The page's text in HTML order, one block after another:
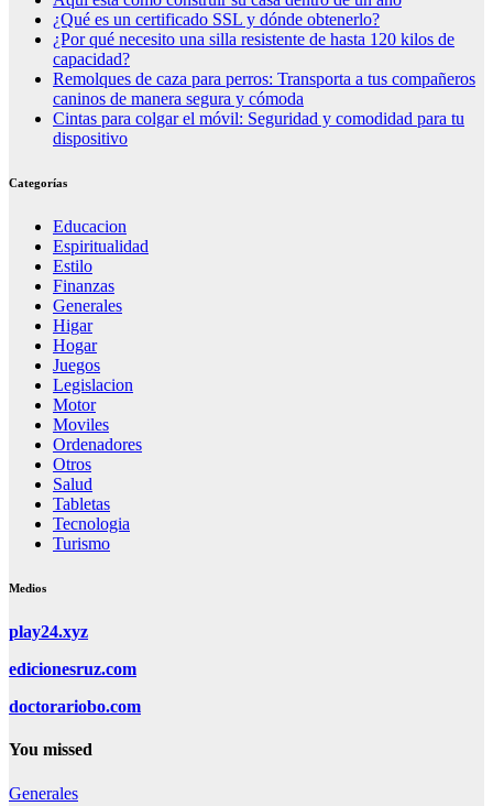
¿Qué es un certificado SSL y dónde obtenerlo?
¿Por qué necesito una silla resistente de hasta 120 kilos de
capacidad?
Remolques de caza para perros: Transporta a tus compañeros
caninos de manera segura y cómoda
Cintas para colgar el móvil: Seguridad y comodidad para tu
dispositivo
Categorías
Educacion
Espiritualidad
Estilo
Finanzas
Generales
Higar
Hogar
Juegos
Legislacion
Motor
Moviles
Ordenadores
Otros
Salud
Tabletas
Tecnologia
Turismo
Medios
play24.xyz
edicionesruz.com
doctorariobo.com
You missed
Generales